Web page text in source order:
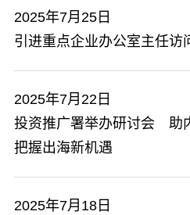
2025年7月25日
引进重点企业办公室主任访
2025年7月22日
投资推广署举办研讨会 助
把握出海新机遇
2025年7月18日